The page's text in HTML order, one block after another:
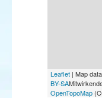
Leaflet | Map
BY-SA
OpenTopoMap